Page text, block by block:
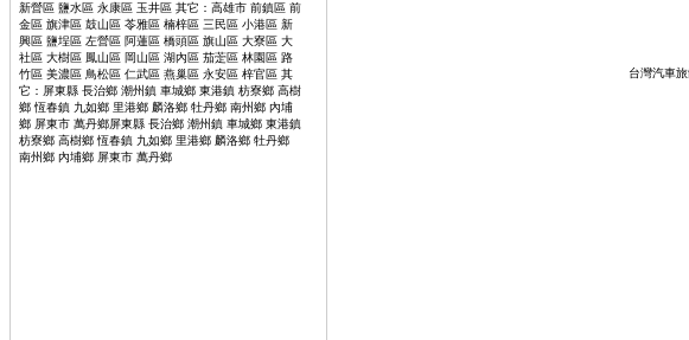
新營區 鹽水區 永康區 玉井區 其它：高雄市 前鎮區 前
金區 旗津區 鼓山區 苓雅區 楠梓區 三民區 小港區 新
興區 鹽埕區 左營區 阿蓮區 橋頭區 旗山區 大寮區 大
社區 大樹區 鳳山區 岡山區 湖內區 茄萣區 林園區 路
竹區 美濃區 鳥松區 仁武區 燕巢區 永安區 梓官區 其
它：屏東縣 長治鄉 潮州鎮 車城鄉 東港鎮 枋寮鄉 高樹
鄉 恆春鎮 九如鄉 里港鄉 麟洛鄉 牡丹鄉 南州鄉 內埔
鄉 屏東市 萬丹鄉屏東縣 長治鄉 潮州鎮 車城鄉 東港鎮
枋寮鄉 高樹鄉 恆春鎮 九如鄉 里港鄉 麟洛鄉 牡丹鄉
南州鄉 內埔鄉 屏東市 萬丹鄉
台灣汽車